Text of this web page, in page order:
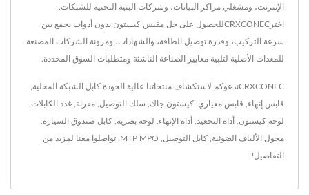
الإنترنت، ومشغلي مراكز البيانات، وشركات البنية التحتية للشبكات.
اخترCRXCONECللحصول على حل مقبس كيستون بدون أدوات يجمع بين
سرعة التركيب، وقدرة توصيل الطاقة، والشهادات، ومرونة الشركات المصنعة
للمعدات الأصلية لتلبية معايير الصناعة الناشئة ومتطلبات السوق المحددة.
CRXCONECندعوكم لاستكشاف منتجاتنا عالية الجودة كابل الشبكة المحلية
قابس إنهاء قابس معياري كيستون جاك سلك التوصيل مقرنة غدد الكابلات
لوحة كيستون أداة التجعيد أداة الإنهاء لوحة بصرية كابل صندوق السيارة
محول الألياف الضوئية كابل التوصيل MTP MPO تواصلوا معنا لمزيد من
التفاصيل!